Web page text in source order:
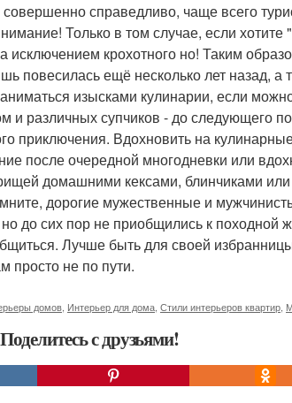
справедливо, чаще всего
Только в том случае, если
исключением крохотного но! Таким
повесилась ещё несколько лет назад, а
изысками кулинарии, если
и различных супчиков - до следующего
приключения. Вдохновить на
после очередной многодневки или
домашними кексами, блинчиками
дорогие мужественные и
но до сих пор не приобщились к
Лучше быть для своей
просто не по пути.
домов Интерьер для дома Стили интерьеров квартир
с друзьями!